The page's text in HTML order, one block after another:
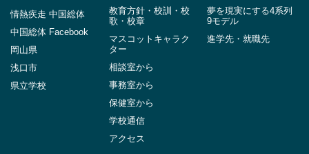
情熱疾走 中国総体
中国総体 Facebook
岡山県
浅口市
県立学校
教育方針・校訓・校
歌・校章
マスコットキャラク
ター
相談室から
事務室から
保健室から
学校通信
アクセス
夢を現実にする4系列
9モデル
進学先・就職先